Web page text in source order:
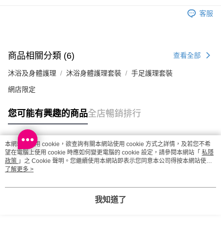
客服
商品相關分類 (6) 查看全部
沐浴及身體護理 沐浴身體護理套裝 手足護理套裝
網店限定
您可能有興趣的商品全店暢銷排行
熱門標籤
熱銷排行
本網站中使用 cookie，欲查詢有關本網站使用 cookie 方式之詳情，及若您不希
望在電腦上使用 cookie 時應如何變更電腦的 cookie 設定，請參閱本網站「 私隱
政策 」之 Cookie 聲明。您繼續使用本網站即表示您同意本公司得按本網站使用
條款之 Cookie 聲明使用 cookie。
了解更多 >
我知道了